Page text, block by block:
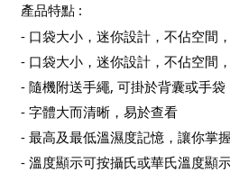
產品特點 :
- 口袋大小，迷你設計，不佔空間
- 口袋大小，迷你設計，不佔空間
- 隨機附送手繩, 可掛於背囊或手
- 字體大而清晰，易於查看
- 最高及最低溫濕度記憶，讓你掌
- 溫度顯示可按攝氏或華氏溫度顯